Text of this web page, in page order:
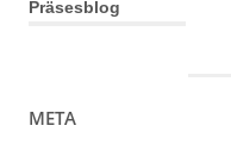
Präsesblog
META